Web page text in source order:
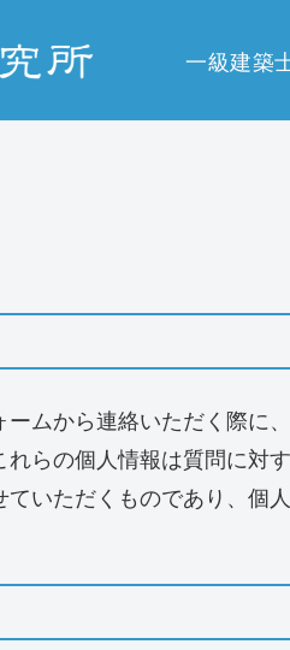
一級建築
ムから連絡いただく際に
らの個人情報は質問に対
いただくものであり、個